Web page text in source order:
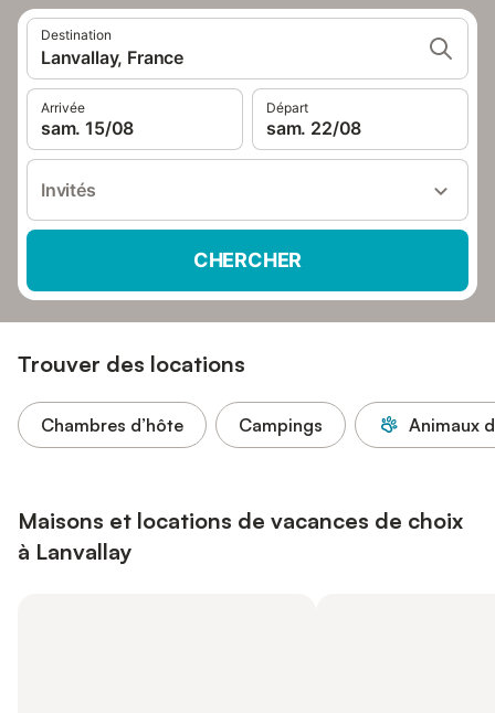
Destination
Lanvallay, France
Arrivée
sam. 15/08
Départ
sam. 22/08
Invités
CHERCHER
Trouver des locations
Chambres d’hôte Campings Animaux
Maisons et locations de vacances de choix
à Lanvallay